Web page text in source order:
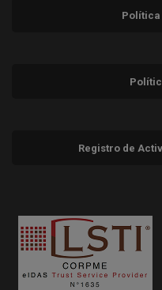
Política
Registro de